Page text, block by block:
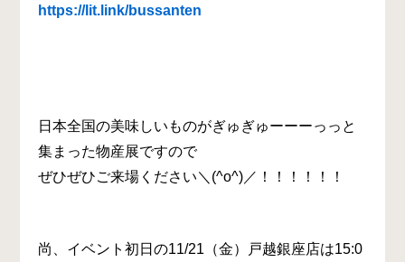
https://lit.link/bussanten
日本全国の美味しいものがぎゅぎゅーーーっっと
集まった物産展ですので
ぜひぜひご来場ください＼(^o^)／！！！！！！
尚、イベント初日の11/21（金）戸越銀座店は15:0